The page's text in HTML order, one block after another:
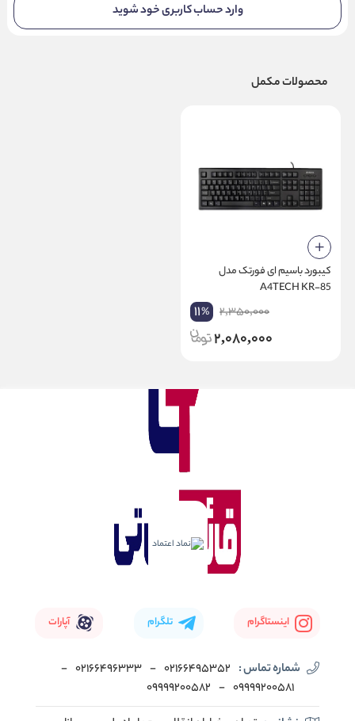
وارد حساب کاربری خود شوید
محصولات مکمل
کیبورد باسیم ای فورتک مدل
A4TECH KR-85
2,350,000
11%
2,080,000
اینستاگرام تلگرام آپارات
شماره تماس : 02166495352
-
02166496333
-
09999200581
-
09999200582